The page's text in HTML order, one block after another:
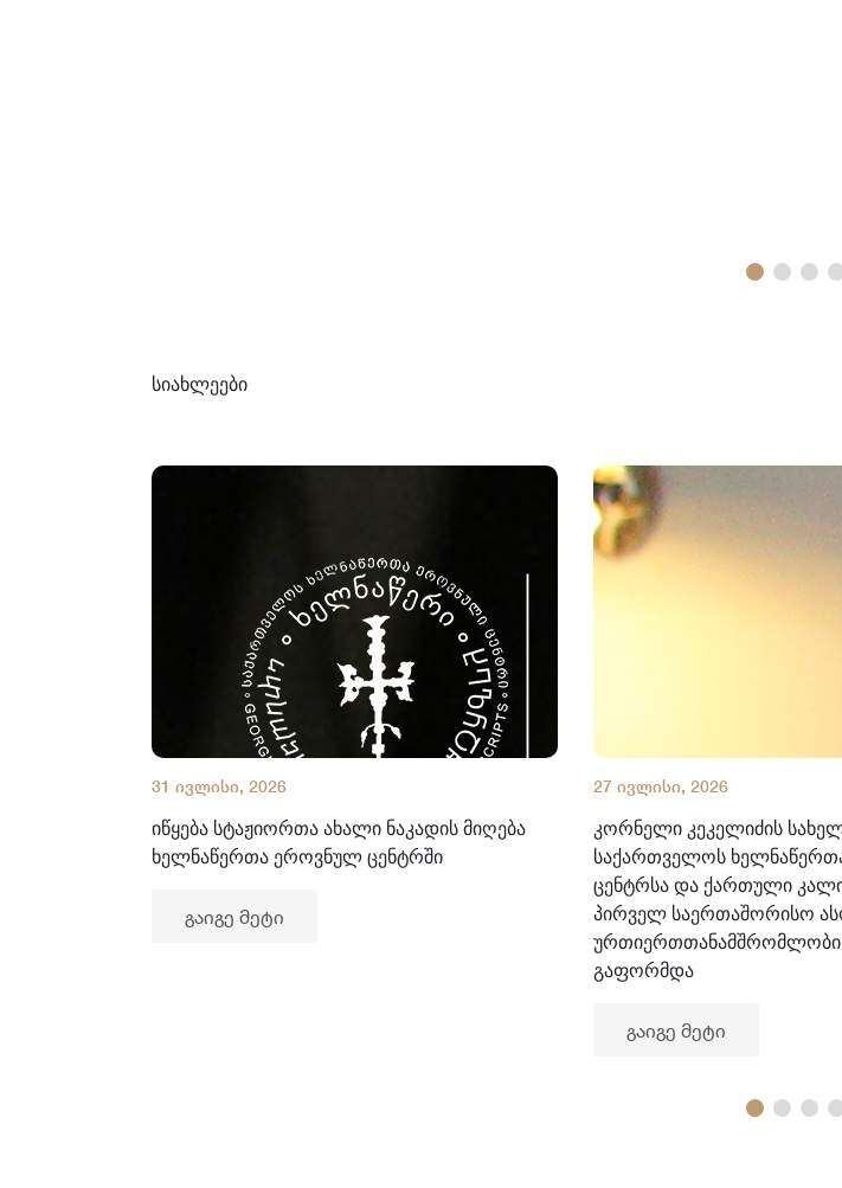
სიახლეები
31 ივლისი, 2026
იწყება სტაჟიორთა ახალი ნაკადის მიღება
ხელნაწერთა ეროვნულ ცენტრში
გაიგე მეტი
27 ივლისი, 2026
კორნელი კეკელიძის
საქართველოს
ცენტრსა და ქართული
პირველ საერთაშორისო
გაფორმდა
გაიგე მეტი